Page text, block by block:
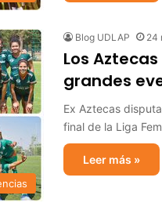
Blog UDLAP 24
Los Aztecas
grandes
Ex Aztecas
final de la Liga
Leer más »